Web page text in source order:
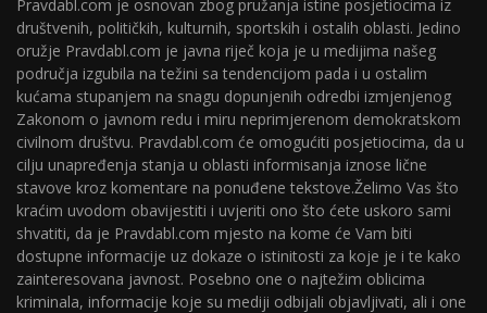
Pravdabl.com je osnovan zbog pružanja istine posjetiocima iz
društvenih, političkih, kulturnih, sportskih i ostalih oblasti. Jedino
oružje Pravdabl.com je javna riječ koja je u medijima našeg
područja izgubila na težini sa tendencijom pada i u ostalim
kućama stupanjem na snagu dopunjenih odredbi izmjenjenog
Zakonom o javnom redu i miru neprimjerenom demokratskom
civilnom društvu. Pravdabl.com će omogućiti posjetiocima, da u
cilju unapređenja stanja u oblasti informisanja iznose lične
stavove kroz komentare na ponuđene tekstove.Želimo Vas što
kraćim uvodom obavijestiti i uvjeriti ono što ćete uskoro sami
shvatiti, da je Pravdabl.com mjesto na kome će Vam biti
dostupne informacije uz dokaze o istinitosti za koje je i te kako
zainteresovana javnost. Posebno one o najtežim oblicima
kriminala, informacije koje su mediji odbijali objavljivati, ali i one